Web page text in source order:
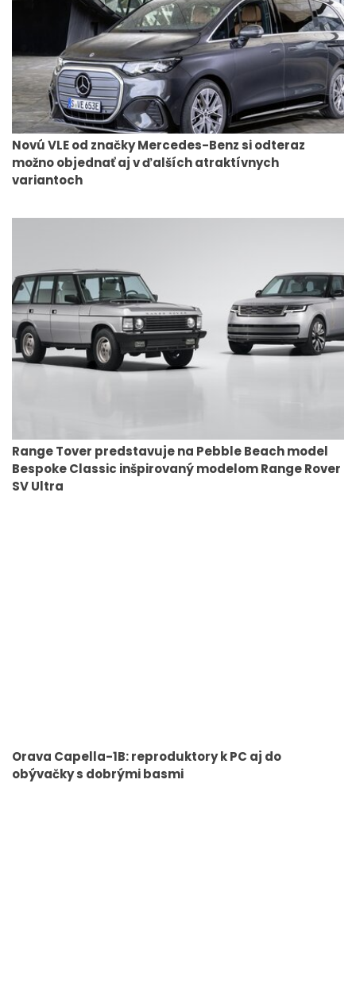
Novú VLE od značky Mercedes-Benz si odteraz
možno objednať aj v ďalších atraktívnych
variantoch
Range Tover predstavuje na Pebble Beach model
Bespoke Classic inšpirovaný modelom Range Rover
SV Ultra
Orava Capella-1B: reproduktory k PC aj do
obývačky s dobrými basmi